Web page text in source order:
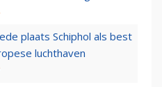
plaats Schiphol als best
luchthaven